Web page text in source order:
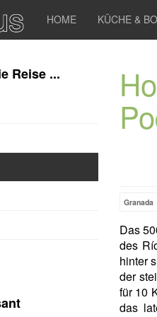
HOME KÜCHE &
Granada
Das
des
hinter
der
für 10
das
Reise ...